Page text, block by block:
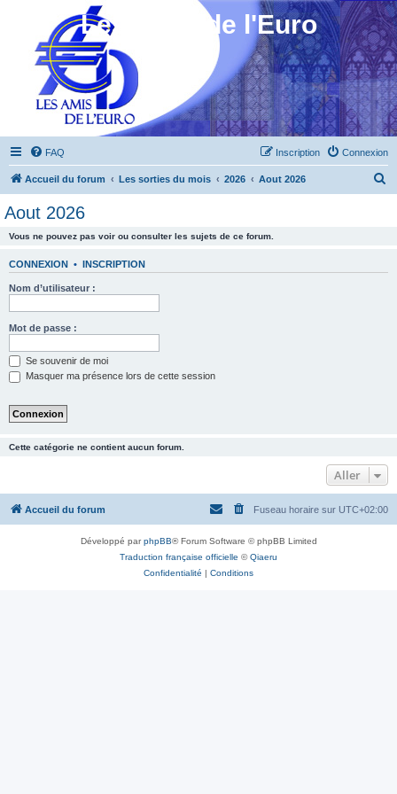
Les Amis de l'Euro
FAQ Connexion
Inscription
Accueil du forum Les sorties du mois 2026 Aout 2026
Aout 2026
Vous ne pouvez pas voir ou consulter les sujets de ce forum.
CONNEXION • INSCRIPTION
Nom d’utilisateur :
Mot de passe :
Se souvenir de moi
Masquer ma présence lors de cette session
Cette catégorie ne contient aucun forum.
Aller
Accueil du forum Fuseau horaire sur UTC+02:00
Développé parphpBB® Forum Software © phpBB Limited
Traduction française officielle ©Qiaeru
Confidentialité | Conditions